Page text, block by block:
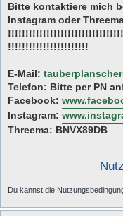
Bitte kontaktiere mich
Instagram oder
!!!!!!!!!!!!!!!!!!!!!!!
E-Mail:
Telefon: Bitte per PN
Facebook:
Instagram:
Threema: BNVX89DB
Du kannst die